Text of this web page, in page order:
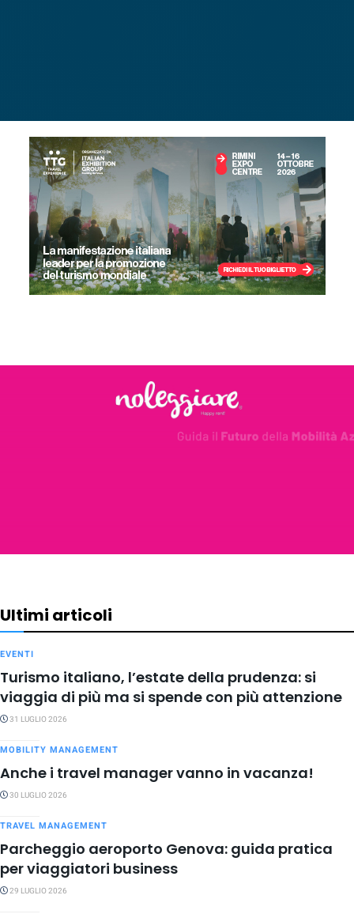
Ultimi articoli
EVENTI
Turismo italiano, l’estate della prudenza: si
viaggia di più ma si spende con più attenzione
31 LUGLIO 2026
MOBILITY MANAGEMENT
Anche i travel manager vanno in vacanza!
30 LUGLIO 2026
TRAVEL MANAGEMENT
Parcheggio aeroporto Genova: guida pratica
per viaggiatori business
29 LUGLIO 2026